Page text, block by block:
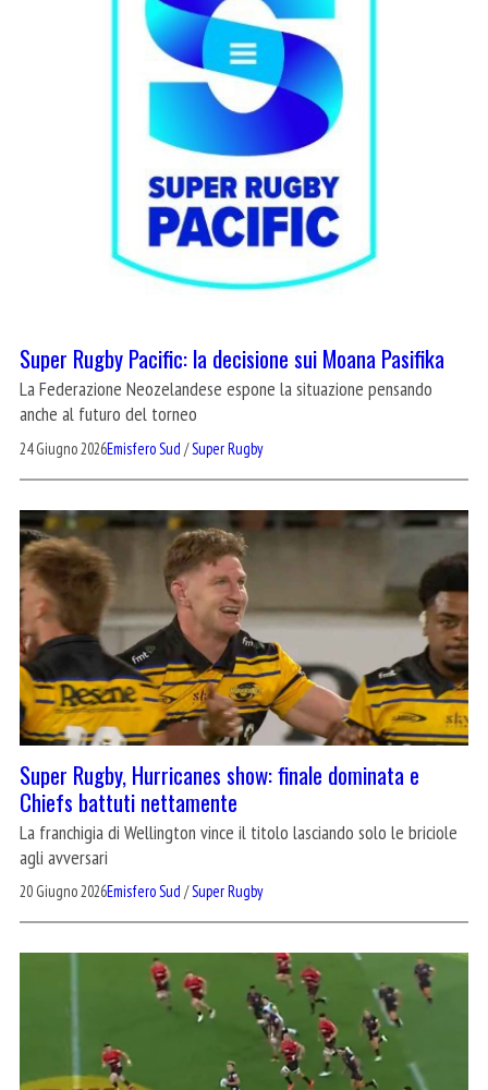
Super Rugby Pacific: la decisione sui Moana Pasifika
La Federazione Neozelandese espone la situazione pensando
anche al futuro del torneo
24 Giugno 2026Emisfero Sud /Super Rugby
Super Rugby, Hurricanes show: finale dominata e
Chiefs battuti nettamente
La franchigia di Wellington vince il titolo lasciando solo le briciole
agli avversari
20 Giugno 2026Emisfero Sud /Super Rugby